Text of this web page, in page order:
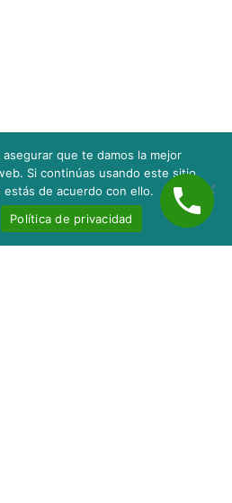
que te damos la mejor
Si continúas usando este sitio,
estás de acuerdo con ello.
Política de privacidad